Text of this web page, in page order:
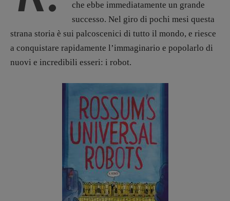
Recensioni
Primo Piano
Interviste
RUBRICHE
Archeologie del
Libro & Film
Pulp for kids
Opera prima
DOSSIER
12 dicembre
Blade Runner 40
che ebbe immediatamente un grande
successo. Nel giro di pochi mesi questa
strana storia è sui palcoscenici di tutto il mondo, e riesce
a conquistare rapidamente l’immaginario e popolarlo di
nuovi e incredibili esseri: i robot.